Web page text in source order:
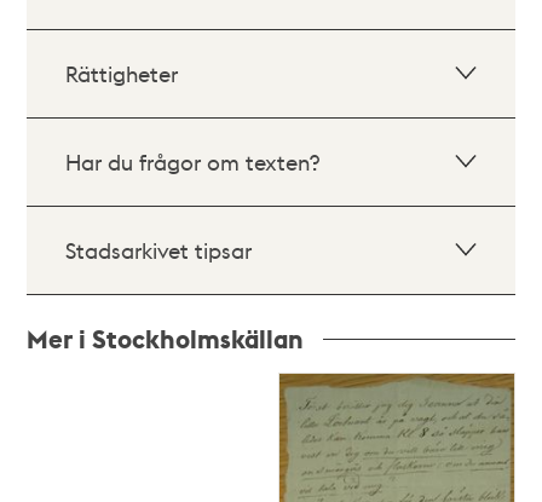
Rättigheter
Har du frågor om texten?
Stadsarkivet tipsar
Mer i Stockholmskällan